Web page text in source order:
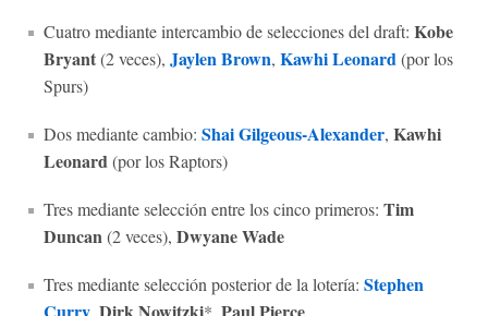
Cuatro mediante intercambio de selecciones del draft: Kobe
Bryant(2 veces), Jaylen Brown, Kawhi Leonard(por los
Spurs)
Dos mediante cambio: Shai Gilgeous-Alexander, Kawhi
Leonard(por los Raptors)
Tres mediante selección entre los cinco primeros: Tim
Duncan(2 veces), Dwyane Wade
Tres mediante selección posterior de la lotería: Stephen
, *,